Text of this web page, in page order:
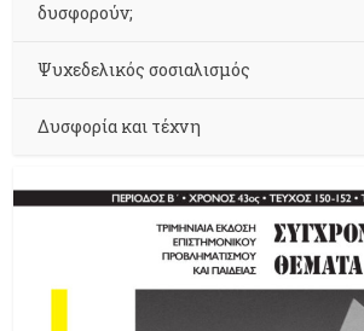
δυσφορούν;
Ψυχεδελικός σοσιαλισμός
Δυσφορία και τέχνη